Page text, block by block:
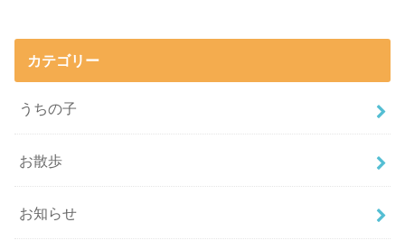
カテゴリー
うちの子
お散歩
お知らせ